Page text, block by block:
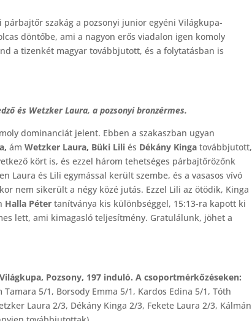
szakág a pozsonyi junior egyéni Világkupa-
döntőbe, ami a nagyon erős viadalon igen komoly
a tizenkét magyar továbbjutott, és a folytatásban is
és Wetzker Laura, a pozsonyi bronzérmes.
dominanciát jelent. Ebben a szakaszban ugyan
ámWetzker Laura, Büki Lili és Dékány Kinga továbbjutott,
kört is, és ezzel három tehetséges párbajtőrözőnk
Laura és Lili egymással került szembe, és a vasasos vívó
nem sikerült a négy közé jutás. Ezzel Lili az ötödik, Kinga
Halla Péter tanítványa kis különbséggel, 15:13-ra kapott ki
lett, ami kimagasló teljesítmény. Gratulálunk, jöhet a
Pozsony, 197 induló. A csoportmérkőzéseken:
5/1, Borsody Emma 5/1, Kardos Edina 5/1, Tóth
Laura 2/3, Dékány Kinga 2/3, Fekete Laura 2/3, Kálmán